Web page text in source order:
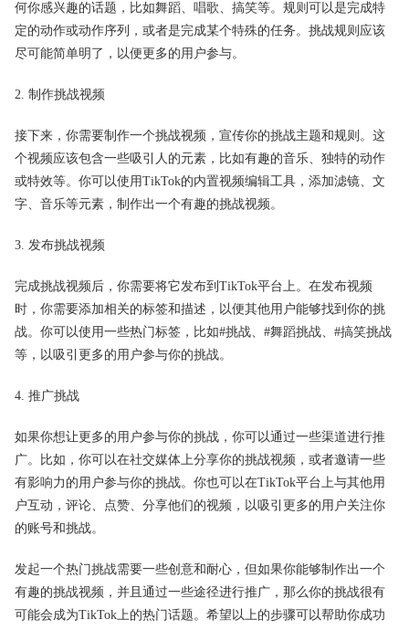
何你感兴趣的话题，比如舞蹈、唱歌、搞笑等。规则可以是完成特
定的动作或动作序列，或者是完成某个特殊的任务。挑战规则应该
尽可能简单明了，以便更多的用户参与。
2. 制作挑战视频
接下来，你需要制作一个挑战视频，宣传你的挑战主题和规则。这
个视频应该包含一些吸引人的元素，比如有趣的音乐、独特的动作
或特效等。你可以使用TikTok的内置视频编辑工具，添加滤镜、文
字、音乐等元素，制作出一个有趣的挑战视频。
3. 发布挑战视频
完成挑战视频后，你需要将它发布到TikTok平台上。在发布视频
时，你需要添加相关的标签和描述，以便其他用户能够找到你的挑
战。你可以使用一些热门标签，比如#挑战、#舞蹈挑战、#搞笑挑战
等，以吸引更多的用户参与你的挑战。
4. 推广挑战
如果你想让更多的用户参与你的挑战，你可以通过一些渠道进行推
广。比如，你可以在社交媒体上分享你的挑战视频，或者邀请一些
有影响力的用户参与你的挑战。你也可以在TikTok平台上与其他用
户互动，评论、点赞、分享他们的视频，以吸引更多的用户关注你
的账号和挑战。
发起一个热门挑战需要一些创意和耐心，但如果你能够制作出一个
有趣的挑战视频，并且通过一些途径进行推广，那么你的挑战很有
可能会成为TikTok上的热门话题。希望以上的步骤可以帮助你成功